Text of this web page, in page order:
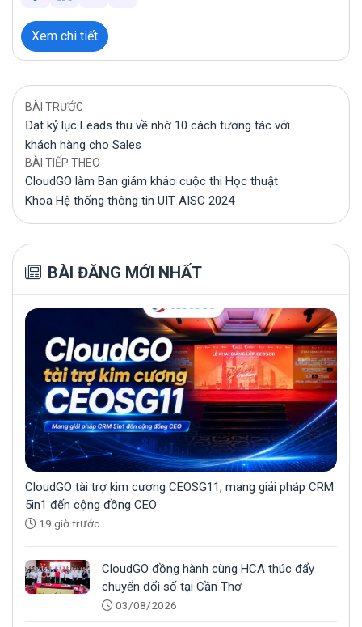
Xem chi tiết
BÀI TRƯỚC
Đạt kỷ lục Leads thu về nhờ 10 cách tương tác với
khách hàng cho Sales
BÀI TIẾP THEO
CloudGO làm Ban giám khảo cuộc thi Học thuật
Khoa Hệ thống thông tin UIT AISC 2024
BÀI ĐĂNG MỚI NHẤT
CloudGO tài trợ kim cương CEOSG11, mang giải pháp CRM
5in1 đến cộng đồng CEO
19 giờ trước
CloudGO đồng hành cùng HCA thúc đẩy
chuyển đổi số tại Cần Thơ
03/08/2026